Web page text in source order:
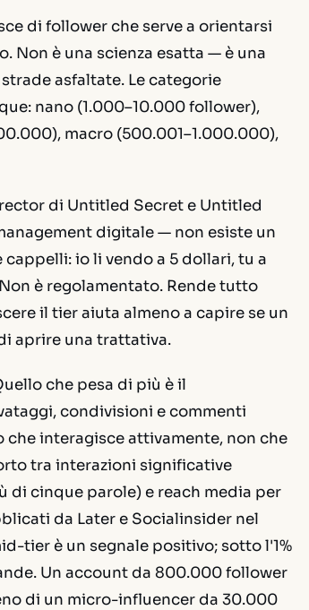
di follower che serve a orientarsi
Non è una scienza esatta — è una
asfaltate. Le categorie
nano (1.000–10.000 follower),
macro (500.001–1.000.000),
di Untitled Secret e Untitled
digitale — non esiste un
io li vendo a 5 dollari, tu a
è regolamentato. Rende tutto
il tier aiuta almeno a capire se un
aprire una trattativa.
che pesa di più è il
condivisioni e commenti
interagisce attivamente, non che
tra interazioni significative
di cinque parole) e reach media per
da Later e Socialinsider nel
tier è un segnale positivo; sotto l'1%
Un account da 800.000 follower
di un micro-influencer da 30.000